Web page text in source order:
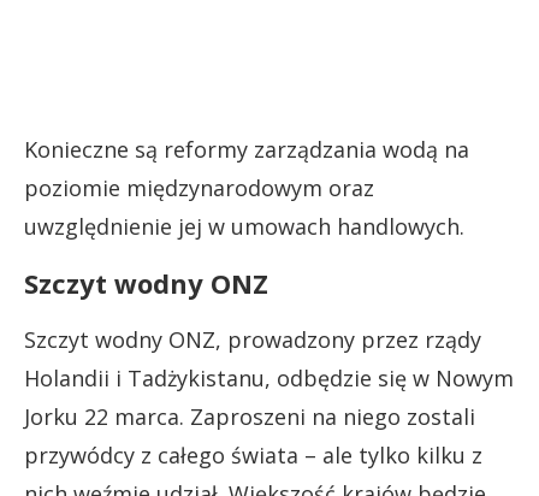
Konieczne są reformy zarządzania wodą na
poziomie międzynarodowym oraz
uwzględnienie jej w umowach handlowych.
Szczyt wodny ONZ
Szczyt wodny ONZ, prowadzony przez rządy
Holandii i Tadżykistanu, odbędzie się w Nowym
Jorku 22 marca. Zaproszeni na niego zostali
przywódcy z całego świata – ale tylko kilku z